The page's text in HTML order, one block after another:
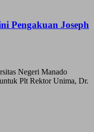
Pengakuan Joseph
Negeri Manado
Plt Rektor Unima, Dr.